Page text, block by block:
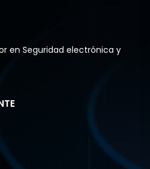
en Seguridad electrónica y